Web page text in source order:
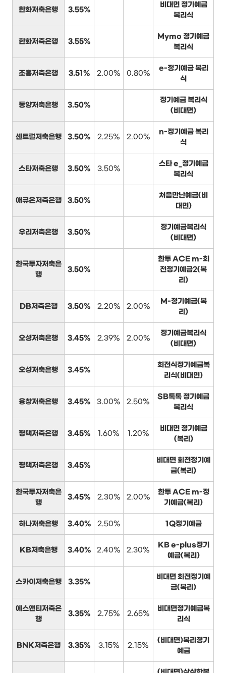
한화저축은행 3.55%
비대면 정기예금
복리식
한화저축은행 3.55%
Mymo 정기예금
복리식
조흥저축은행 3.51% 2.00% 0.80%
e-정기예금 복리
식
동양저축은행 3.50%
정기예금 복리식
(비대면)
센트럴저축은행 3.50% 2.25% 2.00%
n-정기예금 복리
식
스타저축은행 3.50% 3.50%
스타 e_정기예금
복리식
애큐온저축은행 3.50%
처음만난예금(비
대면)
우리저축은행 3.50%
정기예금복리식
(비대면)
한국투자저축은
행
3.50%
한투 ACE m-회
전정기예금2(복
리)
DB저축은행 3.50% 2.20% 2.00%
M-정기예금(복
리)
오성저축은행 3.45% 2.39% 2.00%
정기예금복리식
(비대면)
오성저축은행 3.45%
회전식정기예금복
리식(비대면)
융창저축은행 3.45% 3.00% 2.50%
SB톡톡 정기예금
복리식
평택저축은행 3.45% 1.60% 1.20%
비대면 정기예금
(복리)
평택저축은행 3.45%
비대면 회전정기예
금(복리)
한국투자저축은
행
3.45% 2.30% 2.00%
한투 ACE m-정
기예금(복리)
하나저축은행 3.40% 2.50% 1Q정기예금
KB저축은행 3.40% 2.40% 2.30%
KB e-plus정기
예금(복리)
스카이저축은행 3.35%
비대면 회전정기예
금(복리)
에스앤티저축은
행
3.35% 2.75% 2.65%
비대면정기예금복
리식
BNK저축은행 3.35% 3.15% 2.15%
(비대면)복리정기
예금